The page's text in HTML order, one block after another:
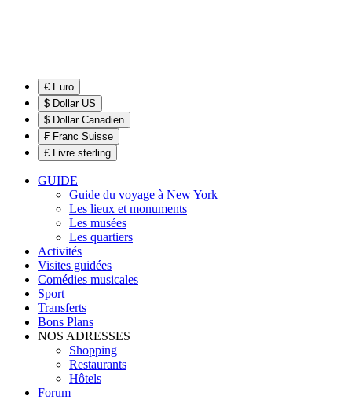
€ Euro
$ Dollar US
$ Dollar Canadien
₣ Franc Suisse
£ Livre sterling
GUIDE
Guide du voyage à New York
Les lieux et monuments
Les musées
Les quartiers
Activités
Visites guidées
Comédies musicales
Sport
Transferts
Bons Plans
NOS ADRESSES
Shopping
Restaurants
Hôtels
Forum